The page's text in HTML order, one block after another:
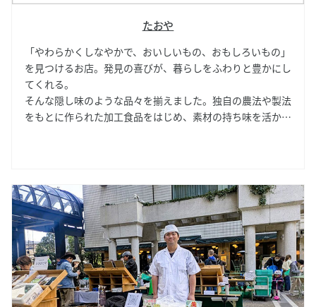
たおや
「やわらかくしなやかで、おいしいもの、おもしろいもの」
を見つけるお店。発見の喜びが、暮らしをふわりと豊かにし
てくれる。
そんな隠し味のような品々を揃えました。独自の農法や製法
をもとに作られた加工食品をはじめ、素材の持ち味を活かし